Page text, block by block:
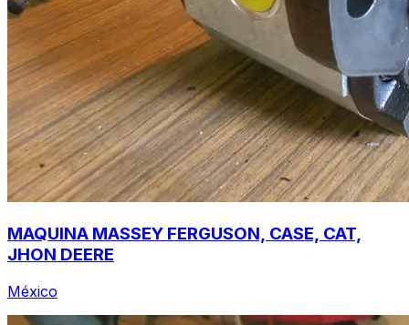
MAQUINA MASSEY FERGUSON, CASE, CAT,
JHON DEERE
México